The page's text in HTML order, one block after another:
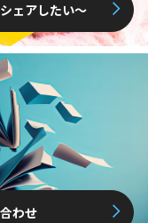
ェアしたい〜
わせ